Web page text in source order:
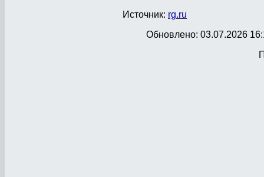
Источник: rg.ru
Обновлено: 03.07.2026